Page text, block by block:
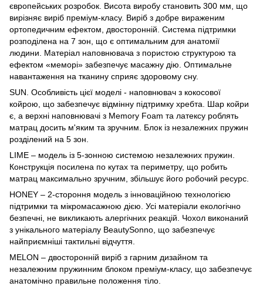
європейських розробок. Висота виробу становить 300 мм, що
вирізняє виріб преміум-класу. Виріб з добре вираженим
ортопедичним ефектом, двосторонній. Система підтримки
розподілена на 7 зон, що є оптимальним для анатомії
людини. Матеріал наповнювача з пористою структурою та
ефектом «меморі» забезпечує масажну дію. Оптимальне
навантаження на тканину сприяє здоровому сну.
SUN. Особливість цієї моделі - наповнювач з кокосової
койрою, що забезпечує відмінну підтримку хребта. Шар койри
є, а верхні наповнювачі з Memory Foam та латексу роблять
матрац досить м'яким та зручним. Блок із незалежних пружин
розділений на 5 зон.
LIME – модель із 5-зонною системою незалежних пружин.
Конструкція посилена по кутах та периметру, що робить
матрац максимально зручним, збільшує його робочий ресурс.
HONEY – 2-стороння модель з інноваційною технологією
підтримки та мікромасажною дією. Усі матеріали екологічно
безпечні, не викликають алергічних реакцій. Чохол виконаний
з унікального матеріалу BeautySonnо, що забезпечує
найприємніші тактильні відчуття.
MELON – двосторонній виріб з гарним дизайном та
незалежним пружинним блоком преміум-класу, що забезпечує
анатомічно правильне положення тіло.